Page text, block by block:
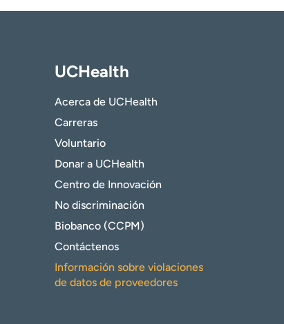
UCHealth
Acerca de UCHealth
Carreras
Voluntario
Donar a UCHealth
Centro de Innovación
No discriminación
Biobanco (CCPM)
Contáctenos
Información sobre violaciones
de datos de proveedores